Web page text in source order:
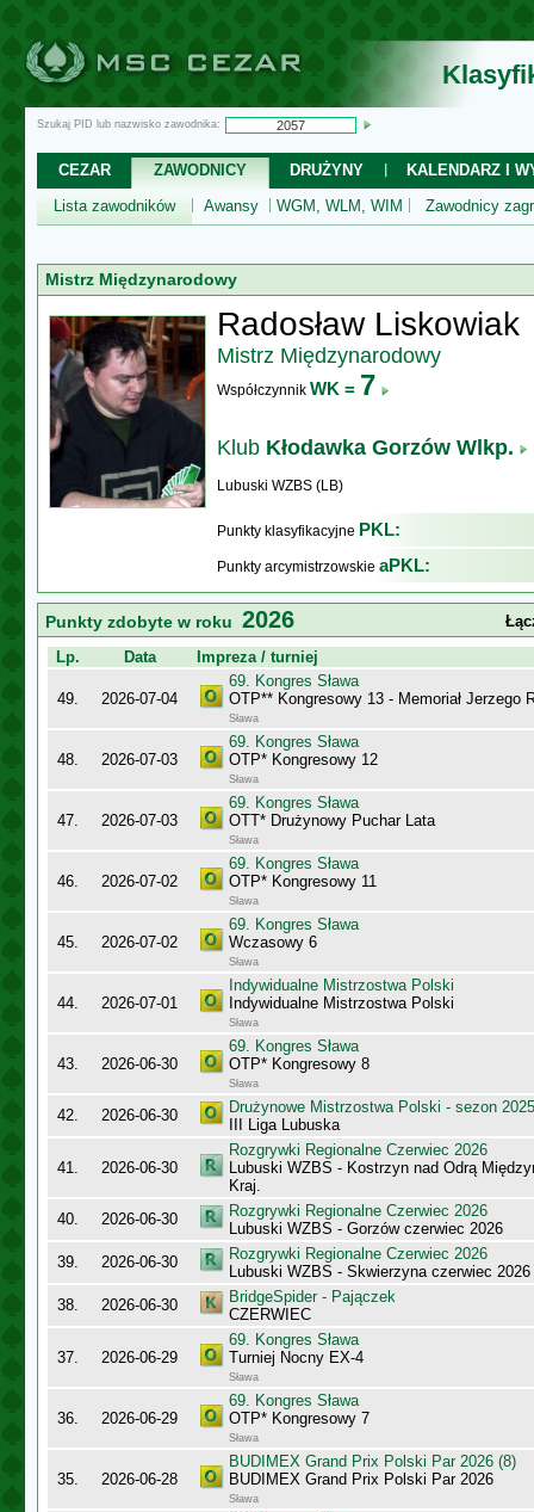
Szukaj PID lub nazwisko zawodnika:
CEZAR ZAWODNICY DRUŻYNY
KALENDARZ I
Lista zawodników
Awansy WGM, WLM, WIM Zawodnicy
Mistrz Międzynarodowy
Radosław Liskowiak
Mistrz Międzynarodowy
Współczynnik WK = 7
Klub Kłodawka Gorzów Wlkp.
Lubuski WZBS (LB)
Punkty klasyfikacyjne PKL:
Punkty arcymistrzowskie aPKL:
Punkty zdobyte w roku 2026
Lp.
Data Impreza / turniej
49. 2026-07-04
69. Kongres Sława
OTP** Kongresowy 13 - Memoriał Jerzego
Sława
48. 2026-07-03
69. Kongres Sława
OTP* Kongresowy 12
Sława
47. 2026-07-03
69. Kongres Sława
OTT* Drużynowy Puchar Lata
Sława
46. 2026-07-02
69. Kongres Sława
OTP* Kongresowy 11
Sława
45. 2026-07-02
69. Kongres Sława
Wczasowy 6
Sława
44. 2026-07-01
Indywidualne Mistrzostwa Polski
Indywidualne Mistrzostwa Polski
Sława
43. 2026-06-30
69. Kongres Sława
OTP* Kongresowy 8
Sława
42. 2026-06-30
Drużynowe Mistrzostwa Polski - sezon
III Liga Lubuska
41. 2026-06-30
Rozgrywki Regionalne Czerwiec 2026
Lubuski WZBS - Kostrzyn nad Odrą
Kraj.
40.
2026-06-30
Rozgrywki Regionalne Czerwiec 2026
Lubuski WZBS - Gorzów czerwiec 2026
39.
2026-06-30
Rozgrywki Regionalne Czerwiec 2026
Lubuski WZBS - Skwierzyna czerwiec 2026
38.
2026-06-30
BridgeSpider - Pajączek
CZERWIEC
37. 2026-06-29
69. Kongres Sława
Turniej Nocny EX-4
Sława
36. 2026-06-29
69. Kongres Sława
OTP* Kongresowy 7
Sława
35. 2026-06-28
BUDIMEX Grand Prix Polski Par 2026 (8)
BUDIMEX Grand Prix Polski Par 2026
Sława